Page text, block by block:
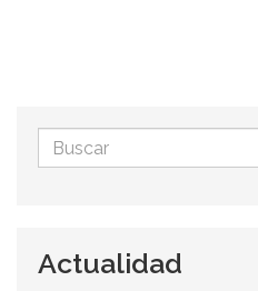
Formulario
de
Actualidad